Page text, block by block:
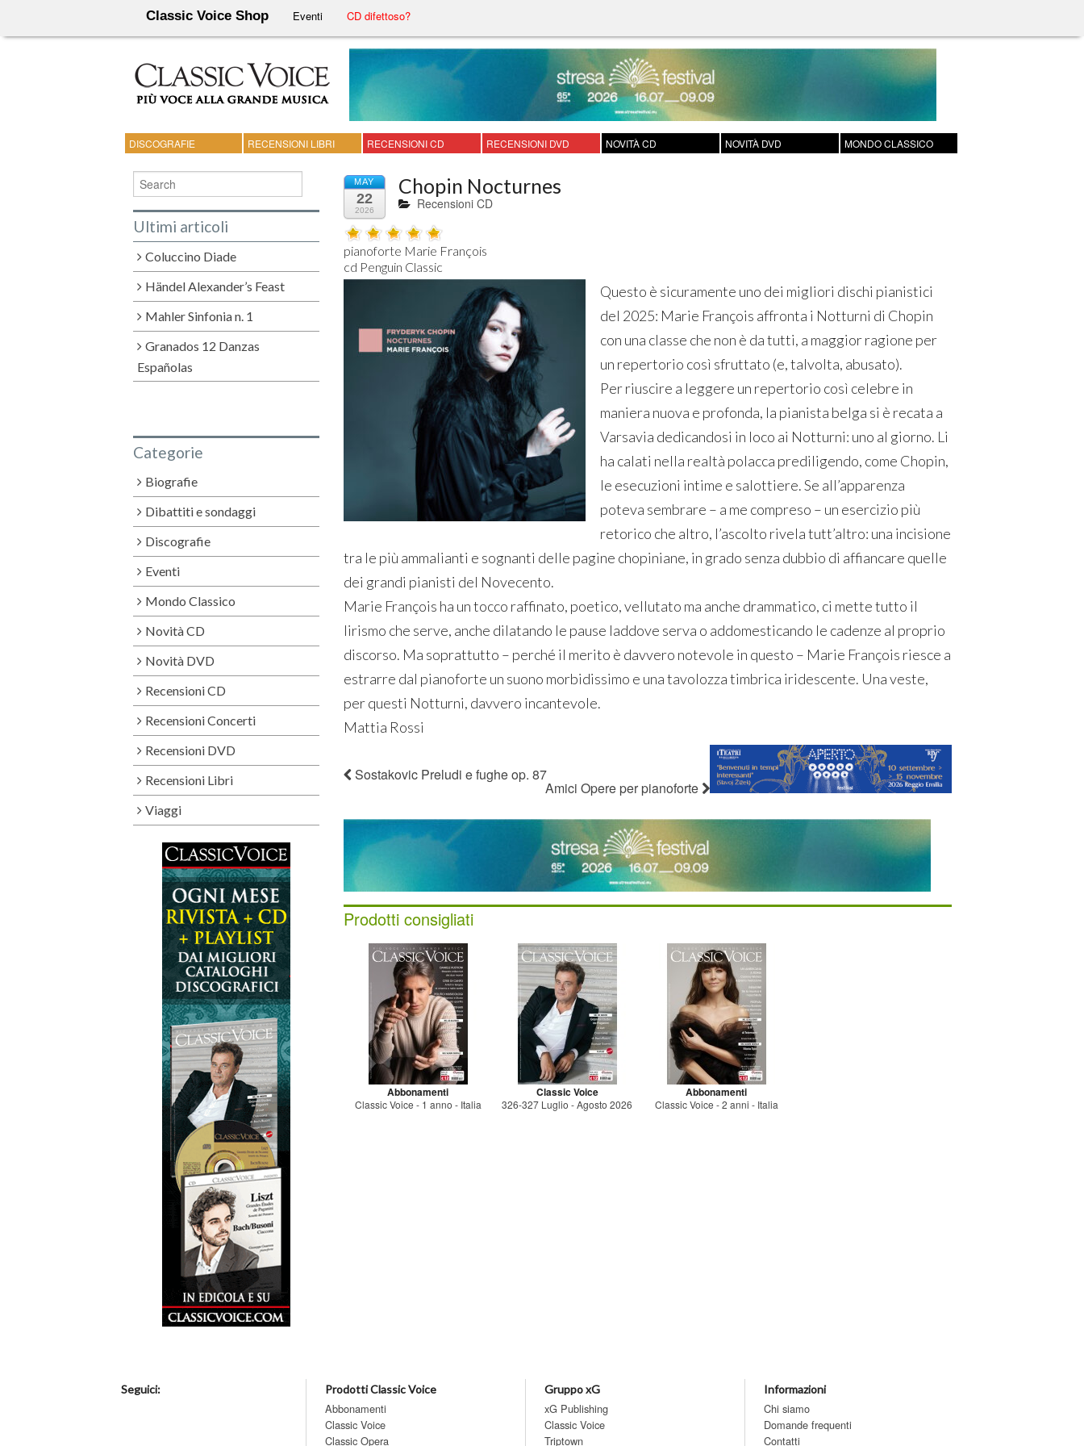
Classic Voice Shop Eventi CD difettoso?
DISCOGRAFIE RECENSIONI LIBRI RECENSIONI CD RECENSIONI DVD NOVITÀ CD NOVITÀ DVD MONDO CLASSICO
MAY
22
2026
Chopin Nocturnes
Recensioni CD
pianoforte Marie François
Questo è sicuramente uno dei migliori dischi pianistici
del 2025: Marie François affronta i Notturni di Chopin
con una classe che non è da tutti, a maggior ragione per
un repertorio così sfruttato (e, talvolta, abusato).
Per riuscire a leggere un repertorio così celebre in
maniera nuova e profonda, la pianista belga si è recata a
Varsavia dedicandosi in loco ai Notturni: uno al giorno. Li
ha calati nella realtà polacca prediligendo, come Chopin,
le esecuzioni intime e salottiere. Se all’apparenza
poteva sembrare – a me compreso – un esercizio più
retorico che altro, l’ascolto rivela tutt’altro: una incisione
tra le più ammalianti e sognanti delle pagine chopiniane, in grado senza dubbio di affiancare quelle
dei grandi pianisti del Novecento.
Marie François ha un tocco raffinato, poetico, vellutato ma anche drammatico, ci mette tutto il
lirismo che serve, anche dilatando le pause laddove serva o addomesticando le cadenze al proprio
discorso. Ma soprattutto – perché il merito è davvero notevole in questo – Marie François riesce a
estrarre dal pianoforte un suono morbidissimo e una tavolozza timbrica iridescente. Una veste,
per questi Notturni, davvero incantevole.
Mattia Rossi
Sostakovic Preludi e fughe op. 87
Amici Opere per pianoforte
Prodotti consigliati
Abbonamenti
Classic Voice - 1 anno - Italia
Classic Voice
326-327 Luglio - Agosto 2026
Abbonamenti
Classic Voice - 2 anni - Italia
Ultimi articoli
Coluccino Diade
Händel Alexander’s Feast
Mahler Sinfonia n. 1
Granados 12 Danzas
Españolas
Categorie
Biografie
Dibattiti e sondaggi
Discografie
Eventi
Mondo Classico
Novità CD
Novità DVD
Recensioni CD
Recensioni Concerti
Recensioni DVD
Recensioni Libri
Viaggi
Seguici: Prodotti Classic Voice
Abbonamenti
Classic Voice
Classic Opera
Gruppo xG
xG Publishing
Classic Voice
Triptown
Informazioni
Chi siamo
Domande frequenti
Contatti